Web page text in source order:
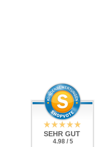
SEHR GUT
4.98 / 5